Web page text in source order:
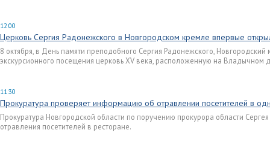
12:00
Церковь Сергия Радонежского в Новгородском кремле впервые
8 октября, в День памяти преподобного Сергия Радонежского,
экскурсионного посещения церковь XV века, расположенную на
11:30
Прокуратура проверяет информацию об отравлении посетителей в
Прокуратура Новгородской области по поручению прокурора области
отравления посетителей в ресторане.